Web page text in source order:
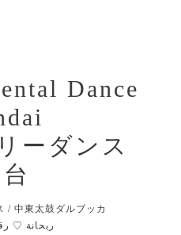
Dance
ーダンス
/ 中東太鼓ダルブッカ